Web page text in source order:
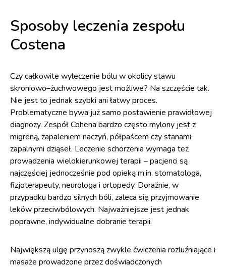
Sposoby leczenia zespołu
Costena
Czy całkowite wyleczenie bólu w okolicy stawu
skroniowo–żuchwowego jest możliwe? Na szczęście tak.
Nie jest to jednak szybki ani łatwy proces.
Problematyczne bywa już samo postawienie prawidłowej
diagnozy. Zespół Cohena bardzo często mylony jest z
migreną, zapaleniem naczyń, półpaścem czy stanami
zapalnymi dziąseł. Leczenie schorzenia wymaga też
prowadzenia wielokierunkowej terapii – pacjenci są
najczęściej jednocześnie pod opieką m.in. stomatologa,
fizjoterapeuty, neurologa i ortopedy. Doraźnie, w
przypadku bardzo silnych bóli, zaleca się przyjmowanie
leków przeciwbólowych. Najważniejsze jest jednak
poprawne, indywidualne dobranie terapii.
Największą ulgę przynoszą zwykle ćwiczenia rozluźniające i
masaże prowadzone przez doświadczonych